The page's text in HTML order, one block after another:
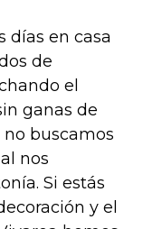
días en casa
de
el
ganas de
buscamos
nos
Si estás
y el